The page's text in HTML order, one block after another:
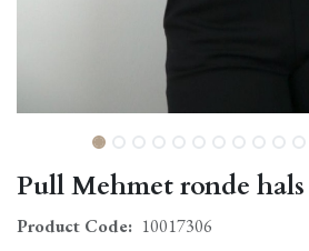
Pull Mehmet ronde hals
Product Code: 10017306